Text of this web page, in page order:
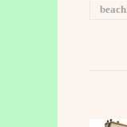
beach